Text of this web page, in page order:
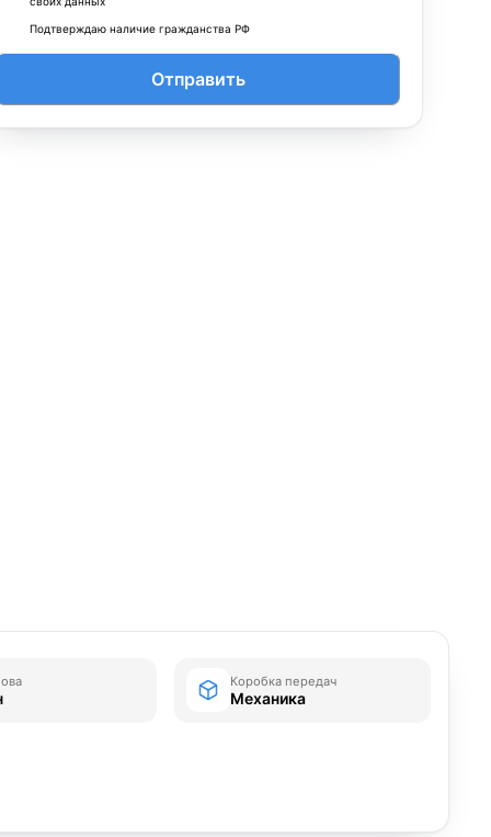
Подтверждаю наличие гражданства РФ
Отправить
Коробка передач
Механика